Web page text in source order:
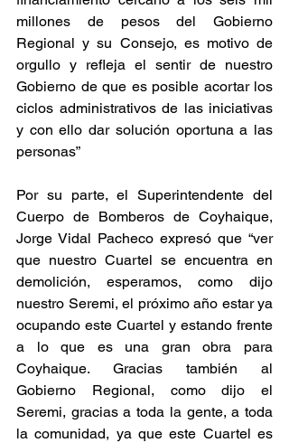
millones de pesos del Gobierno
Regional y su Consejo, es motivo de
orgullo y refleja el sentir de nuestro
Gobierno de que es posible acortar los
ciclos administrativos de las iniciativas
y con ello dar solución oportuna a las
personas”
Por su parte, el Superintendente del
Cuerpo de Bomberos de Coyhaique,
Jorge Vidal Pacheco expresó que “ver
que nuestro Cuartel se encuentra en
demolición, esperamos, como dijo
nuestro Seremi, el próximo año estar ya
ocupando este Cuartel y estando frente
a lo que es una gran obra para
Coyhaique. Gracias también al
Gobierno Regional, como dijo el
Seremi, gracias a toda la gente, a toda
la comunidad, ya que este Cuartel es